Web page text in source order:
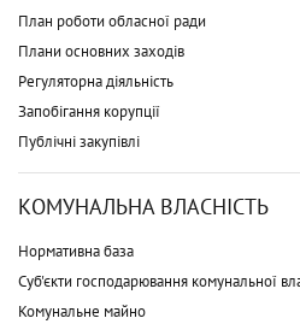
План роботи обласної ради
Плани основних заходів
Регуляторна діяльність
Запобігання корупції
Публічні закупівлі
КОМУНАЛЬНА ВЛАСНІСТЬ
Нормативна база
Суб'єкти господарювання комунальної
Комунальне майно